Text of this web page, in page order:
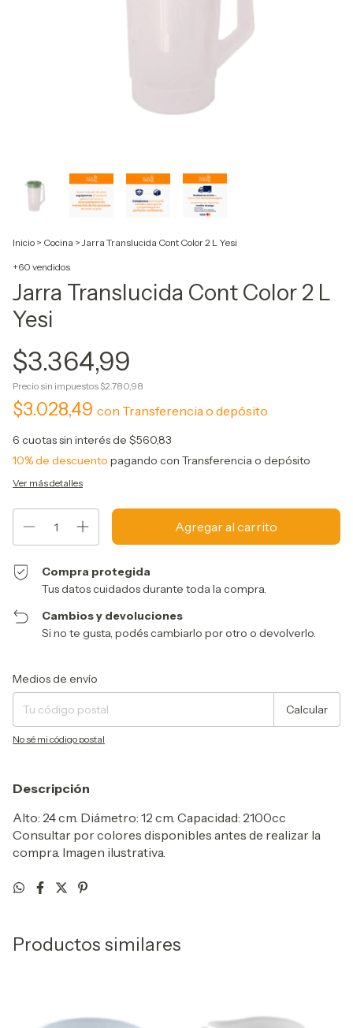
Inicio > Cocina > Jarra Translucida Cont Color 2 L Yesi
+60 vendidos
Jarra Translucida Cont Color 2 L
Yesi
$3.364,99
Precio sin impuestos $2.780,98
$3.028,49 con Transferencia o depósito
6 cuotas sin interés de $560,83
10% de descuento pagando con Transferencia o depósito
Ver más detalles
Compra protegida
Tus datos cuidados durante toda la compra.
Cambios y devoluciones
Si no te gusta, podés cambiarlo por otro o devolverlo.
Entregas para el CP:
Medios de envío
Calcular
No sé mi código postal
Descripción
Alto: 24 cm. Diámetro: 12 cm. Capacidad: 2100cc
Consultar por colores disponibles antes de realizar la
compra. Imagen ilustrativa.
Productos similares